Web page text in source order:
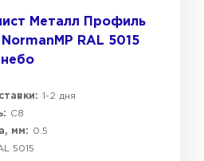
Металл Профиль
RAL 5015
1-2 дня
C8
мм:
0.5
5015